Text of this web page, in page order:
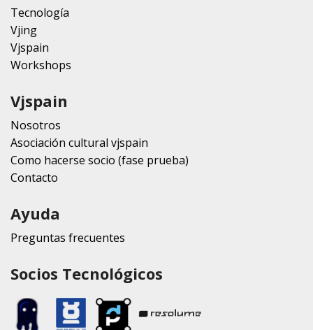
Tecnología
Vjing
Vjspain
Workshops
Vjspain
Nosotros
Asociación cultural vjspain
Como hacerse socio (fase prueba)
Contacto
Ayuda
Preguntas frecuentes
Socios Tecnológicos